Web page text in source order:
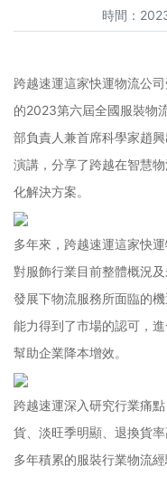
時間：
跨越速運這家快運物流公
的2023第六屆全國服裝物
部負責人兼首席科學家趙
演講，分享了跨越在智慧
化解決方案。
多年來，跨越速運這家快
對服飾行業目前整體概況
發展下物流服務所面臨的
能力得到了市場的認可，
幫助企業降本增效。
跨越速運深入研究行業痛
貨、淡旺季明顯、退換貨
多年積累的服裝行業物流